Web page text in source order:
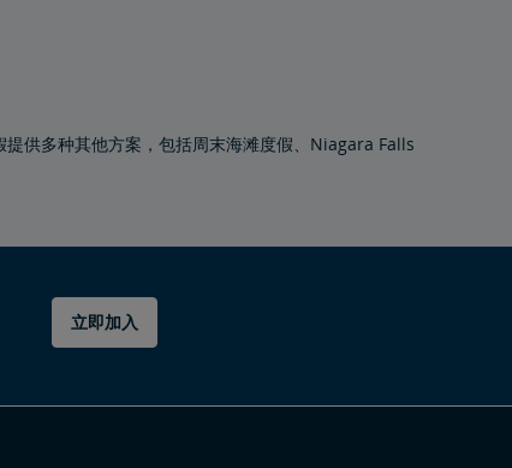
提供多种其他方案，包括周末海滩度假、Niagara Falls
立即加入